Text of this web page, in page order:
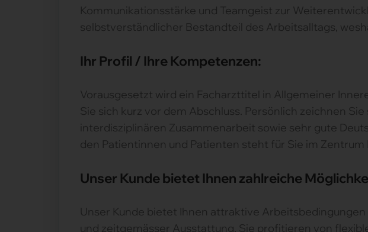
Kommunikationsstärke und Teamgeist zur
selbstverständlicher Bestandteil des Arbeitsalltags,
Ihr Profil / Ihre Kompetenzen:
Vorausgesetzt wird ein Facharzttitel in Allgemeiner
Sie sich kurz vor dem Abschluss. Persönlich zeichnen
interdisziplinären Zusammenarbeit sowie sehr gute
den Patientinnen und Patienten steht für Sie im Zentrum
Unser Kunde bietet Ihnen zahlreiche
Unser Kunde bietet Ihnen attraktive
und zeitgemässer Ausstattung. Sie profitieren von